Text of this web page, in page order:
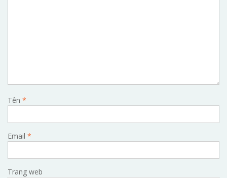
Tên *
Email *
Trang web